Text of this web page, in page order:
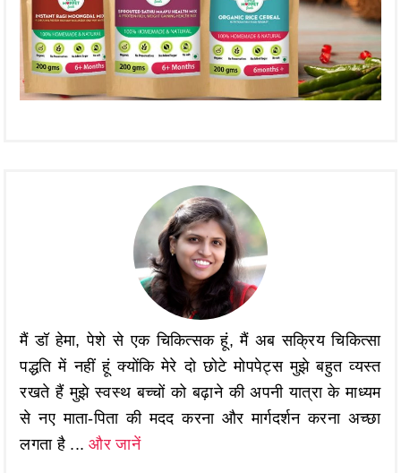
मैं डॉ हेमा, पेशे से एक चिकित्सक हूं, मैं अब सक्रिय चिकित्सा
पद्धति में नहीं हूं क्योंकि मेरे दो छोटे मोपपेट्स मुझे बहुत व्यस्त
रखते हैं मुझे स्वस्थ बच्चों को बढ़ाने की अपनी यात्रा के माध्यम
से नए माता-पिता की मदद करना और मार्गदर्शन करना अच्छा
लगता है ...और जानें